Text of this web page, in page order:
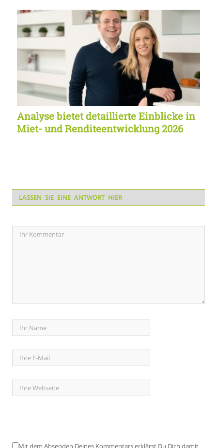
Analyse bietet detaillierte Einblicke in
Miet- und Renditeentwicklung 2026
LASSEN SIE EINE ANTWORT HIER
Mit dem Absenden Deines Kommentars erklärst Du Dich damit